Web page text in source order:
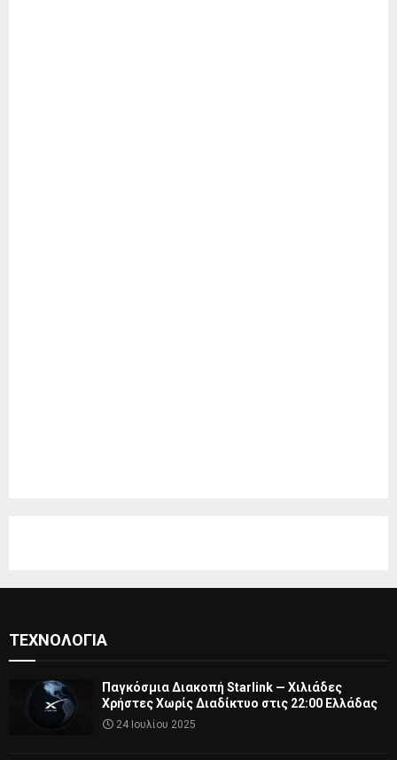
ΤΕΧΝΟΛΟΓΊΑ
Παγκόσμια Διακοπή Starlink — Χιλιάδες
Χρήστες Χωρίς Διαδίκτυο στις 22:00 Ελλάδας
24 Ιουλίου 2025